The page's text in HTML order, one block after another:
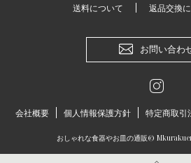
送料について 返品交換
お問い合わ
会社概要 個人情報保護方針 特定商取引
おしゃれな食器やお皿の通販©